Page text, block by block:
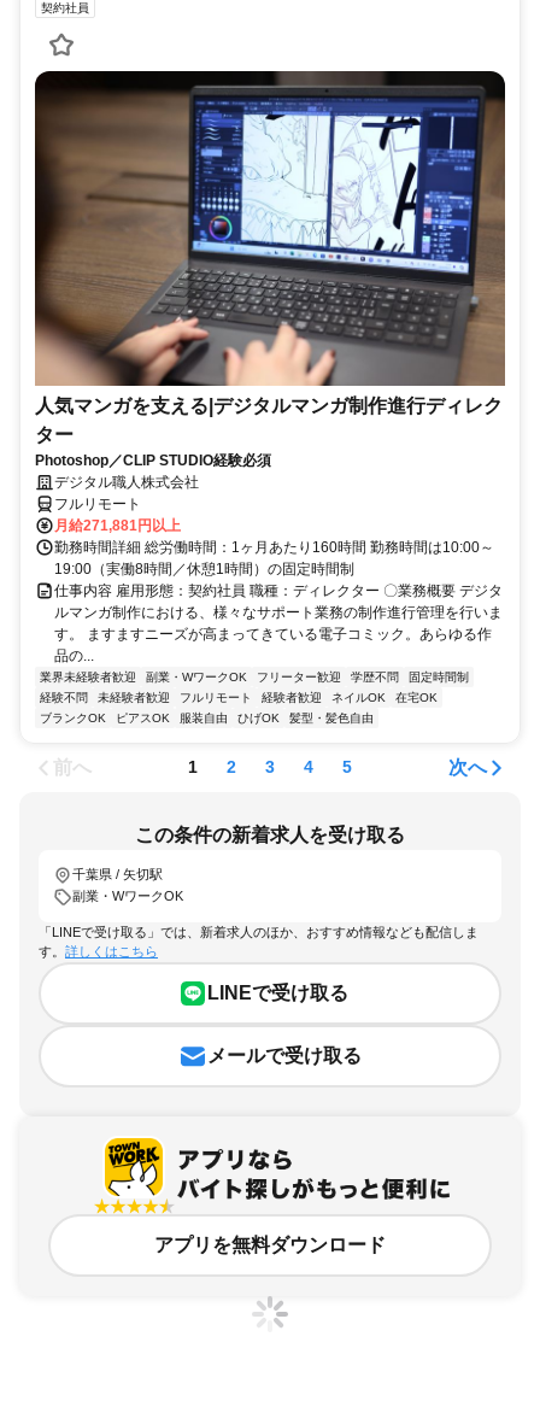
契約社員
人気マンガを支える|デジタルマンガ制作進行ディレク
ター
Photoshop／CLIP STUDIO経験必須
デジタル職人株式会社
フルリモート
月給271,881円以上
勤務時間詳細 総労働時間：1ヶ月あたり160時間 勤務時間は10:00～
19:00（実働8時間／休憩1時間）の固定時間制
仕事内容 雇用形態：契約社員 職種：ディレクター 〇業務概要 デジタ
ルマンガ制作における、様々なサポート業務の制作進行管理を行いま
す。 ますますニーズが高まってきている電子コミック。あらゆる作
品の...
業界未経験者歓迎 副業・WワークOK フリーター歓迎 学歴不問
固定時間制
経験不問
未経験者歓迎 フルリモート 経験者歓迎 ネイルOK
在宅OK
ブランクOK
ピアスOK 服装自由 ひげOK 髪型・髪色自由
前へ 1 2 3 4 5 次へ
この条件の新着求人を受け取る
千葉県 / 矢切駅
副業・WワークOK
「LINEで受け取る」では、新着求人のほか、おすすめ情報なども配信しま
す。 詳しくはこちら
LINEで受け取る
メールで受け取る
アプリを無料ダウンロード